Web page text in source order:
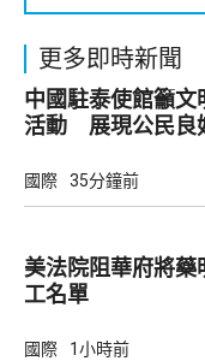
更多即時新聞
中國駐泰使館籲文
活動 展現公民良
國際 35分鐘前
美法院阻華府將藥
工名單
國際 1小時前